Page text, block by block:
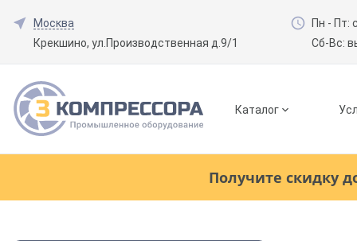
Москва
Крекшино, ул.Производственная д.9/1
Пн - Пт:
Сб-Вс:
Каталог
Получите скидку
Смотреть все товары(0)